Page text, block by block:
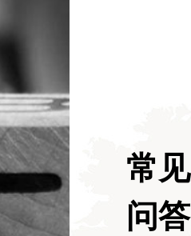
常见
问答